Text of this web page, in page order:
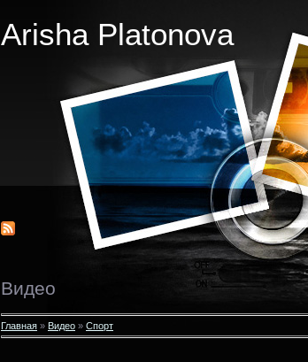
Arisha Platonova
Видео
Главная » Видео » Спорт